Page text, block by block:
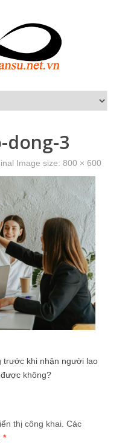
dong-3
Image size: 800 × 600
trước khi nhận người lao
không?
thị công khai. Các
*